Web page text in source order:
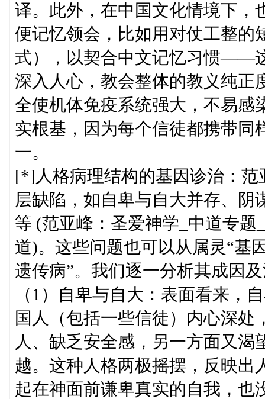
译。此外，在中国文化情境下，
便记忆领会，比如用对仗工整的
式），以契合中文记忆习惯——
深入人心，教会整体的教义纯正
全使机体免疫系统强大，不易感
实根基，因为每个信徒都携带同
一。
[*]人格病理结构的基因诊治：
层缺陷，如自卑与自大并存、阴
等 (范亚峰：圣爱神学_中道专
道)。这些问题也可以从属灵“基
遗传病”。我们逐一分析其成因
（1）自卑与自大：表面看来，
国人（包括一些信徒）内心深
人、缺乏安全感，另一方面又
越。这种人格两极摇摆，反映出
起在神面前谦卑真实的自我，也